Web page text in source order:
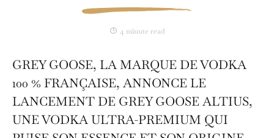
4 minute read
GREY GOOSE, LA MARQUE DE VODKA
100 % FRANÇAISE, ANNONCE LE
LANCEMENT DE GREY GOOSE ALTIUS,
UNE VODKA ULTRA-PREMIUM QUI